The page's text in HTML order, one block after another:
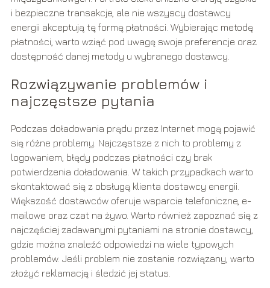
i bezpieczne transakcje, ale nie wszyscy dostawcy
energii akceptują tę formę płatności. Wybierając metodę
płatności, warto wziąć pod uwagę swoje preferencje oraz
dostępność danej metody u wybranego dostawcy.
Rozwiązywanie problemów i
najczęstsze pytania
Podczas doładowania prądu przez Internet mogą pojawić
się różne problemy. Najczęstsze z nich to problemy z
logowaniem, błędy podczas płatności czy brak
potwierdzenia doładowania. W takich przypadkach warto
skontaktować się z obsługą klienta dostawcy energii.
Większość dostawców oferuje wsparcie telefoniczne, e-
mailowe oraz czat na żywo. Warto również zapoznać się z
najczęściej zadawanymi pytaniami na stronie dostawcy,
gdzie można znaleźć odpowiedzi na wiele typowych
problemów. Jeśli problem nie zostanie rozwiązany, warto
złożyć reklamację i śledzić jej status.